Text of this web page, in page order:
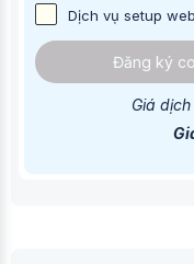
Dịch vụ setup
Đăng ký
Giá